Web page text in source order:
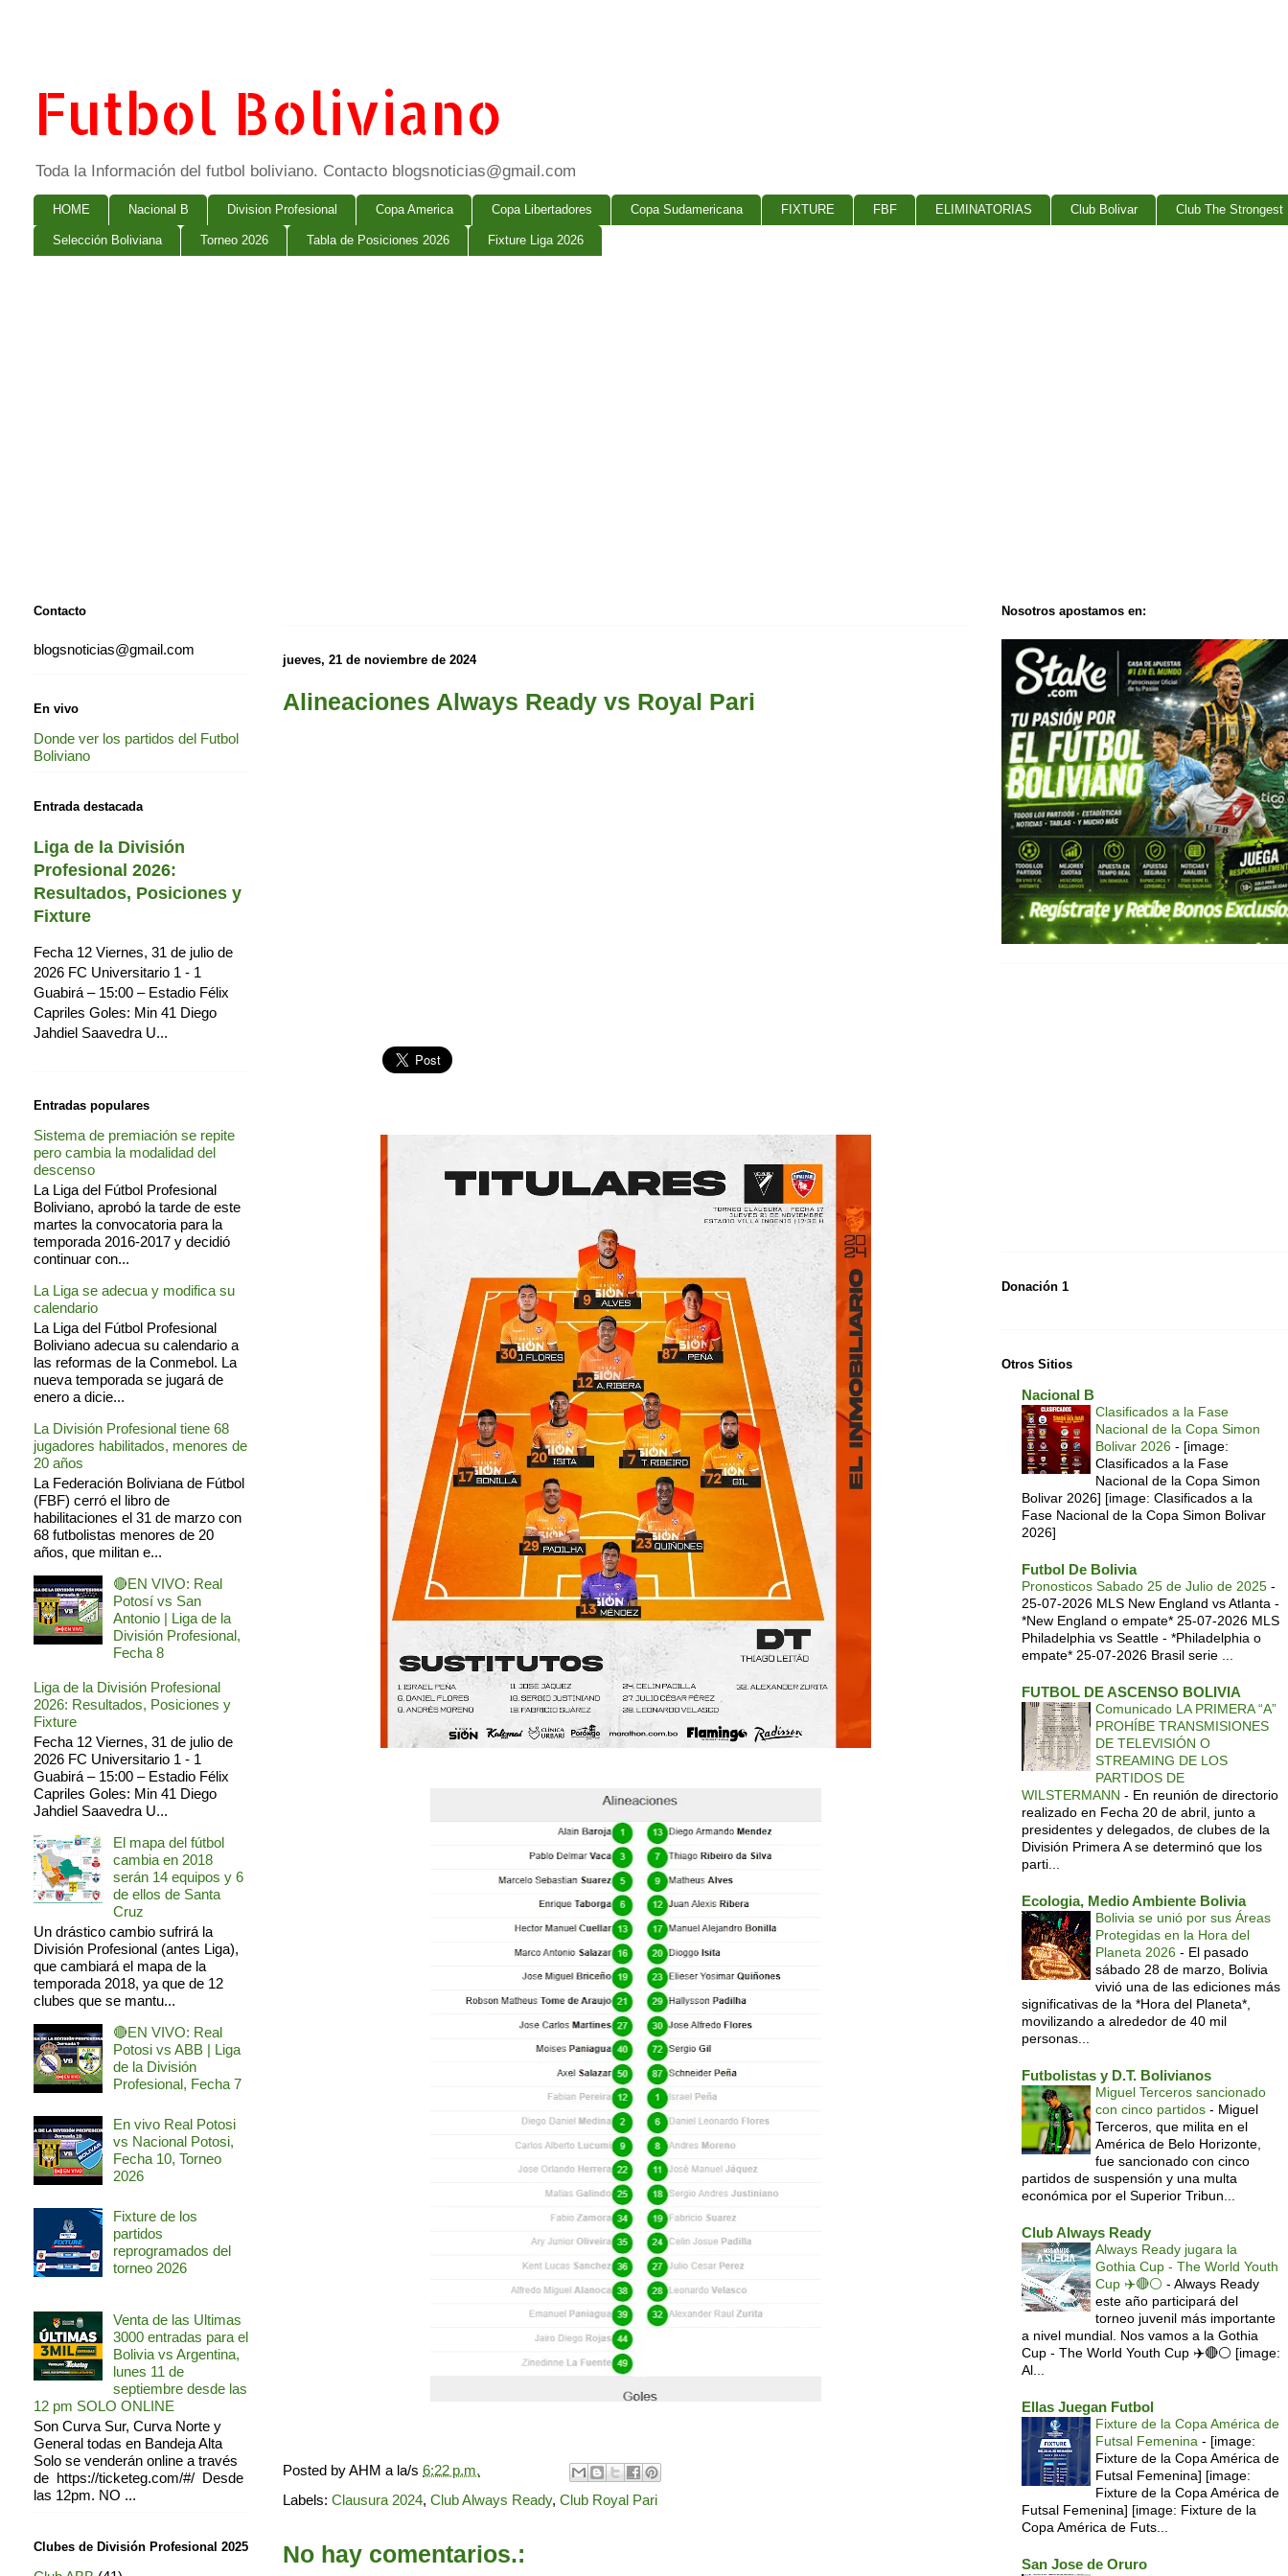
Futbol Boliviano
Toda la Información del futbol boliviano. Contacto blogsnoticias@gmail.com
HOME Nacional B Division Profesional Copa America Copa Libertadores Copa Sudamericana FIXTURE FBF ELIMINATORIAS Club Bolivar Club The Strongest
Selección Boliviana Torneo 2026 Tabla de Posiciones 2026 Fixture Liga 2026
jueves, 21 de noviembre de 2024
Alineaciones Always Ready vs Royal Pari
Posted byAHM a la/s 6:22 p.m.
Labels: Clausura 2024, Club Always Ready, Club Royal Pari
No hay comentarios.:
Contacto
blogsnoticias@gmail.com
En vivo
Donde ver los partidos del Futbol
Boliviano
Entrada destacada
Liga de la División
Profesional 2026:
Resultados, Posiciones y
Fixture
Fecha 12 Viernes, 31 de julio de
2026 FC Universitario 1 - 1
Guabirá – 15:00 – Estadio Félix
Capriles Goles: Min 41 Diego
Jahdiel Saavedra U...
Entradas populares
Sistema de premiación se repite
pero cambia la modalidad del
descenso
La Liga del Fútbol Profesional
Boliviano, aprobó la tarde de este
martes la convocatoria para la
temporada 2016-2017 y decidió
continuar con...
La Liga se adecua y modifica su
calendario
La Liga del Fútbol Profesional
Boliviano adecua su calendario a
las reformas de la Conmebol. La
nueva temporada se jugará de
enero a dicie...
La División Profesional tiene 68
jugadores habilitados, menores de
20 años
La Federación Boliviana de Fútbol
(FBF) cerró el libro de
habilitaciones el 31 de marzo con
68 futbolistas menores de 20
años, que militan e...
🔴EN VIVO: Real
Potosí vs San
Antonio | Liga de la
División Profesional,
Fecha 8
Liga de la División Profesional
2026: Resultados, Posiciones y
Fixture
Fecha 12 Viernes, 31 de julio de
2026 FC Universitario 1 - 1
Guabirá – 15:00 – Estadio Félix
Capriles Goles: Min 41 Diego
Jahdiel Saavedra U...
El mapa del fútbol
cambia en 2018
serán 14 equipos y 6
de ellos de Santa
Cruz
Un drástico cambio sufrirá la
División Profesional (antes Liga),
que cambiará el mapa de la
temporada 2018, ya que de 12
clubes que se mantu...
🔴EN VIVO: Real
Potosi vs ABB | Liga
de la División
Profesional, Fecha 7
En vivo Real Potosi
vs Nacional Potosi,
Fecha 10, Torneo
2026
Fixture de los
partidos
reprogramados del
torneo 2026
Venta de las Ultimas
3000 entradas para el
Bolivia vs Argentina,
lunes 11 de
septiembre desde las
12 pm SOLO ONLINE
Son Curva Sur, Curva Norte y
General todas en Bandeja Alta
Solo se venderán online a través
de https://ticketeg.com/#/ Desde
las 12pm. NO ...
Clubes de División Profesional 2025
Nosotros apostamos en:
Donación 1
Otros Sitios
Nacional B
Clasificados a la Fase
Nacional de la Copa Simon
Bolivar 2026 - [image:
Clasificados a la Fase
Nacional de la Copa Simon
Bolivar 2026] [image: Clasificados a la
Fase Nacional de la Copa Simon Bolivar
2026]
Futbol De Bolivia
Pronosticos Sabado 25 de Julio de 2025 -
25-07-2026 MLS New England vs Atlanta -
*New England o empate* 25-07-2026 MLS
Philadelphia vs Seattle - *Philadelphia o
empate* 25-07-2026 Brasil serie ...
FUTBOL DE ASCENSO BOLIVIA
Comunicado LA PRIMERA “A”
PROHÍBE TRANSMISIONES
DE TELEVISIÓN O
STREAMING DE LOS
PARTIDOS DE
WILSTERMANN - En reunión de directorio
realizado en Fecha 20 de abril, junto a
presidentes y delegados, de clubes de la
División Primera A se determinó que los
parti...
Ecologia, Medio Ambiente Bolivia
Bolivia se unió por sus Áreas
Protegidas en la Hora del
Planeta 2026 - El pasado
sábado 28 de marzo, Bolivia
vivió una de las ediciones más
significativas de la *Hora del Planeta*,
movilizando a alrededor de 40 mil
personas...
Futbolistas y D.T. Bolivianos
Miguel Terceros sancionado
con cinco partidos - Miguel
Terceros, que milita en el
América de Belo Horizonte,
fue sancionado con cinco
partidos de suspensión y una multa
económica por el Superior Tribun...
Club Always Ready
Always Ready jugara la
Gothia Cup - The World Youth
Cup ✈️🔴⚪️ - Always Ready
este año participará del
torneo juvenil más importante
a nivel mundial. Nos vamos a la Gothia
Cup - The World Youth Cup ✈️🔴⚪️ [image:
Al...
Ellas Juegan Futbol
Fixture de la Copa América de
Futsal Femenina - [image:
Fixture de la Copa América de
Futsal Femenina] [image:
Fixture de la Copa América de
Futsal Femenina] [image: Fixture de la
Copa América de Futs...
San Jose de Oruro